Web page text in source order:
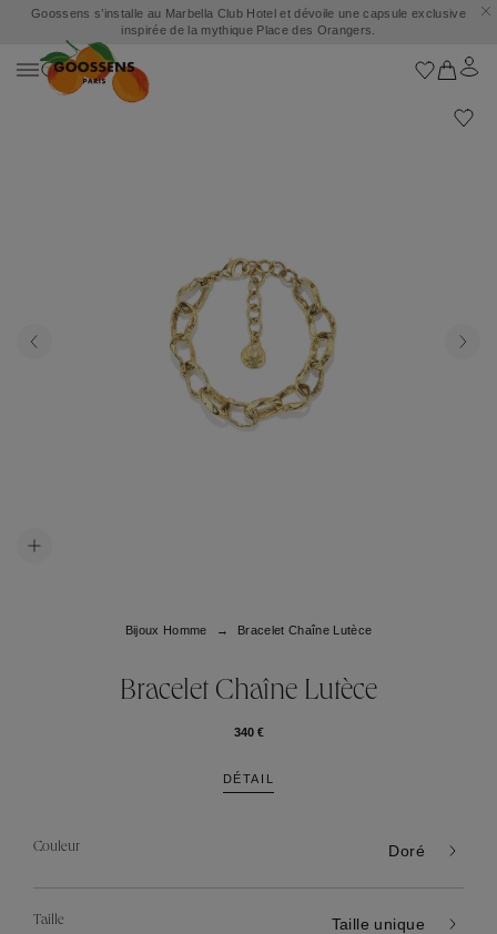
Goossens s’installe au Marbella Club Hotel et dévoile une capsule exclusive
inspirée de la mythique Place des Orangers.
Bijoux Homme Bracelet Chaîne Lutèce
Bracelet Chaîne Lutèce
340 €
DÉTAIL
Couleur Doré
Taille Taille unique